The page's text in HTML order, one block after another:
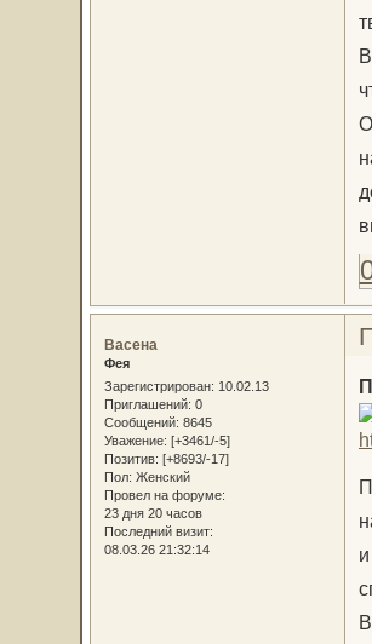
Васена
Фея
Зарегистрирован: 10.02.13
Приглашений: 0
Сообщений: 8645
Уважение: [+3461/-5]
Позитив: [+8693/-17]
Пол: Женский
Провел на форуме:
23 дня 20 часов
Последний визит:
08.03.26 21:32:14